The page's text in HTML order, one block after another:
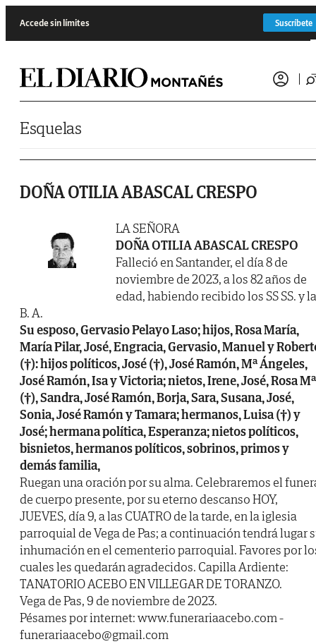
Accede sin límites Suscríbete
Esquelas
DOÑA OTILIA ABASCAL CRESPO
LA SEÑORA
DOÑA OTILIA ABASCAL CRESPO
Falleció en Santander, el día 8 de
noviembre de 2023, a los 82 años de
edad, habiendo recibido los SS SS. y la
B. A.
Su esposo, Gervasio Pelayo Laso; hijos, Rosa María,
María Pilar, José, Engracia, Gervasio, Manuel y
(†): hijos políticos, José (†), José Ramón, Mª Ángeles,
José Ramón, Isa y Victoria; nietos, Irene, José, Rosa Mª
(†), Sandra, José Ramón, Borja, Sara, Susana, José,
Sonia, José Ramón y Tamara; hermanos, Luisa (†) y
José; hermana política, Esperanza; nietos políticos,
bisnietos, hermanos políticos, sobrinos, primos y
demás familia,
Ruegan una oración por su alma. Celebraremos el
de cuerpo presente, por su eterno descanso HOY,
JUEVES, día 9, a las CUATRO de la tarde, en la iglesia
parroquial de Vega de Pas; a continuación tendrá lugar
inhumación en el cementerio parroquial. Favores por
cuales les quedarán agradecidos. Capilla Ardiente:
TANATORIO ACEBO EN VILLEGAR DE TORANZO.
Vega de Pas, 9 de noviembre de 2023.
Pésames por internet: www.funerariaacebo.com -
funerariaacebo@gmail.com